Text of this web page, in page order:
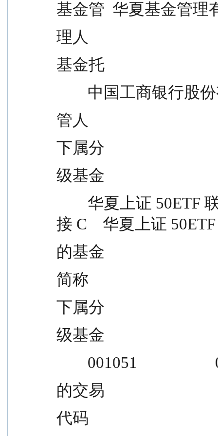
基金管  华夏基金管理
理人
基金托
中国工商银行
管人
下属分
级基金
接 C    华夏上证
的基金
简称
下属分
级基金
001051
的交易
代码